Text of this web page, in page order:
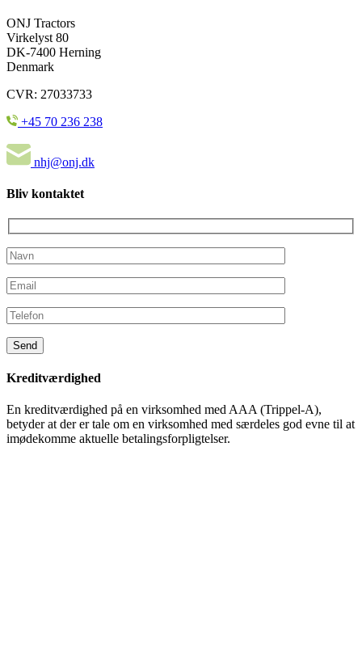
ONJ Tractors
Virkelyst 80
DK-7400 Herning
Denmark
CVR: 27033733
+45 70 236 238
nhj@onj.dk
Bliv kontaktet
Kreditværdighed
En kreditværdighed på en virksomhed med AAA (Trippel-A),
betyder at der er tale om en virksomhed med særdeles god evne til at
imødekomme aktuelle betalingsforpligtelser.